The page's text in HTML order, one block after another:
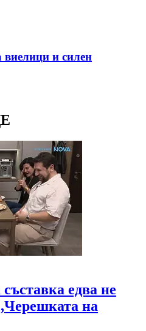
и силен
едва не
на